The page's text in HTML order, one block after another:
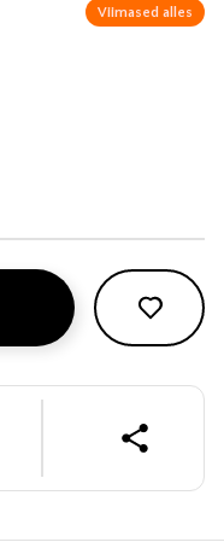
Viimased alles